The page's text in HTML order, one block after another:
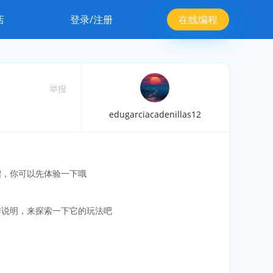
登录/注册 在线编程
举报
edugarciacadenillas12
你可以先体验一下哦
明，来探索一下它的玩法吧